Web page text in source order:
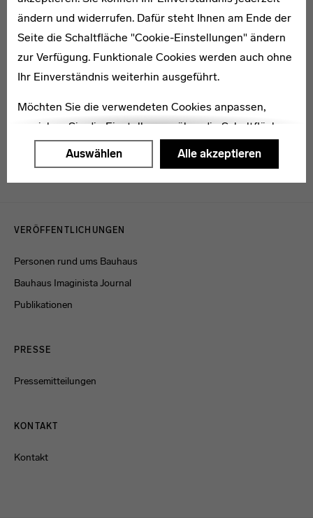
ändern und widerrufen. Dafür steht Ihnen am Ende der
Seite die Schaltfläche "Cookie-Einstellungen" ändern
zur Verfügung. Funktionale Cookies werden auch ohne
Ihr Einverständnis weiterhin ausgeführt.
Möchten Sie die verwendeten Cookies anpassen,
erreichen Sie die Einstellungen über die Schaltfläche
"Auswählen".
Auswählen Alle akzeptieren
Thekla Diedrich-Wrede
* 1870
VERÖFFENTLICHUNGEN
Personen rund ums Bauhaus
Bauhaus Imaginista Journal
Publikationen
PRESSE
Pressemitteilungen
KONTAKT
Kontakt